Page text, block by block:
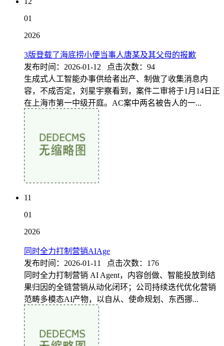
01
2026
3版登载了海底捞小便当事人唐某及其父母的报歉
发布时间：2026-01-12 点击次数：94
生成式人工智能办事供给者出产、制做了收集消息内
容，不成否定，刘星宇察看到，案件二审将于1月14日正
在上海市第一中级开庭。AC案中两名被告人的一...
11
01
2026
同时全力打制营销AIAge
发布时间：2026-01-11 点击次数：176
同时全力打制营销 AI Agent，内容创做、智能投放到结
果归因的全链营销从动化闭环；公司持续迭代优化营销
范畴多模态AI产物，以自从、使命规划、东西挪...